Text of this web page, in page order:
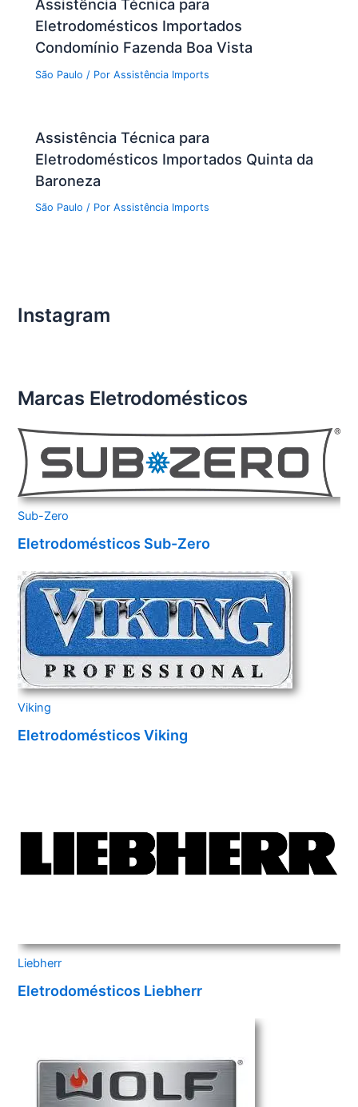
Assistência Técnica para
Eletrodomésticos Importados
Condomínio Fazenda Boa Vista
São Paulo / PorAssistência Imports
Assistência Técnica para
Eletrodomésticos Importados Quinta da
Baroneza
São Paulo / PorAssistência Imports
Instagram
Marcas Eletrodomésticos
Sub-Zero
Eletrodomésticos Sub-Zero
Viking
Eletrodomésticos Viking
Liebherr
Eletrodomésticos Liebherr